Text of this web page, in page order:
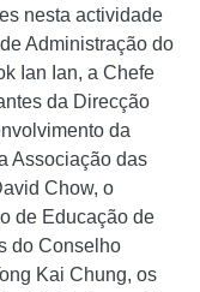
nesta actividade
Administração do
Ian Ian, a Chefe
da Direcção
da
Associação das
Chow, o
de Educação de
do Conselho
Kai Chung, os